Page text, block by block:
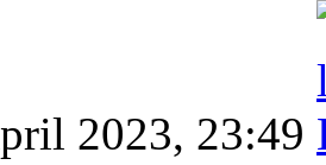
2023, 23:49